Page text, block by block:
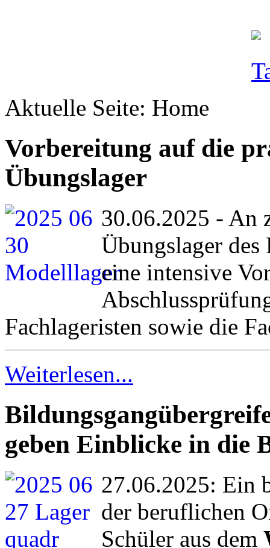
Aktuelle Seite: Home
Vorbereitung auf die
Übungslager
30.06.2025 - An
Übungslager
eine intensive
Fachlageristen sowie die
Weiterlesen...
geben Einblicke in die
27.06.2025: Ein
der beruflichen
Schüler aus dem